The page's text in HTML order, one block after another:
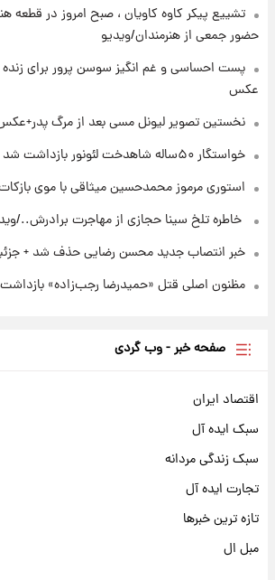
پدر+عکس و فیلم
۲۲ ساعت پیش
استوری مرموز محمدحسین
تشییع پیکر کاوه کاویان ، صبح امروز در قطعه
حضور جمعی از هنرمندان/ویدیو
پست احساسی و غم انگیز سوسن پرور برای زنده
عکس
نخستین تصویر لیونل مسی بعد از مرگ پدر+عکس
خواستگار ۵۰ساله شاهدخت لئونور بازداشت شد
استوری مرموز محمدحسین میثاقی با موی بازکات
⁨ خاطره تلخ سینا حجازی از مهاجرت برادرش../ویدیو
خبر انتصاب جدید محسن رضایی حذف شد +
مظنون اصلی قتل «حمیدرضا رجب‌زاده» بازداشت
صفحه خبر - وب گردی
اقتصاد ایران
سبک ایده آل
سبک زندگی مردانه
تجارت ایده آل
تازه ترین خبرها
مبل ال